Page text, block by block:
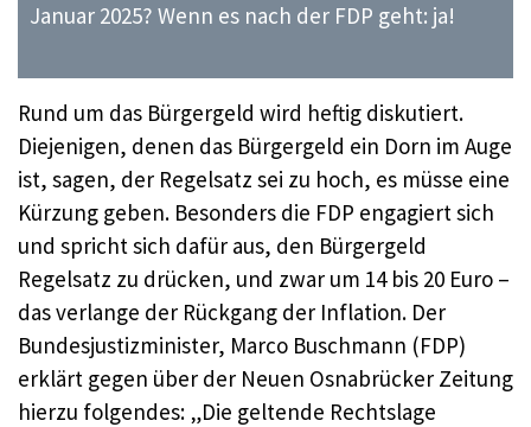
Januar 2025? Wenn es nach der FDP geht: ja!
Rund um das Bürgergeld wird heftig diskutiert.
Diejenigen, denen das Bürgergeld ein Dorn im Auge
ist, sagen, der Regelsatz sei zu hoch, es müsse eine
Kürzung geben. Besonders die FDP engagiert sich
und spricht sich dafür aus, den Bürgergeld
Regelsatz zu drücken, und zwar um 14 bis 20 Euro –
das verlange der Rückgang der Inflation. Der
Bundesjustizminister, Marco Buschmann (FDP)
erklärt gegen über der Neuen Osnabrücker Zeitung
hierzu folgendes: „Die geltende Rechtslage